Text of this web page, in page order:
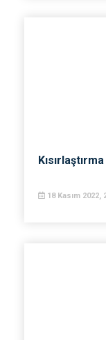
18 Kasım 2022,